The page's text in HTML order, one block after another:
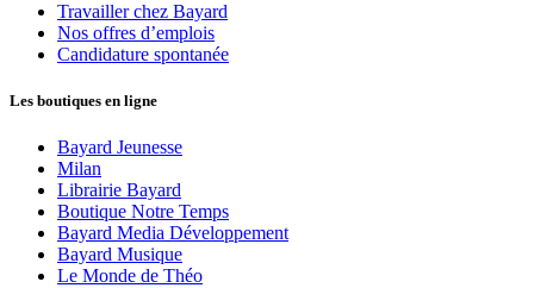
Travailler chez Bayard
Nos offres d’emplois
Candidature spontanée
Les boutiques en ligne
Bayard Jeunesse
Milan
Librairie Bayard
Boutique Notre Temps
Bayard Media Développement
Bayard Musique
Le Monde de Théo